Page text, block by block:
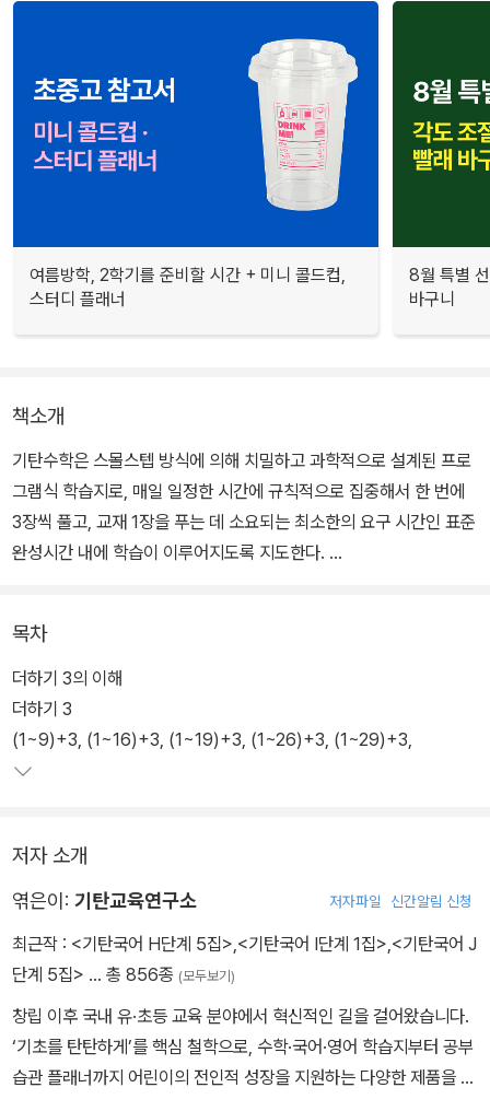
여름방학, 2학기를 준비할 시간 + 미니 콜드컵,
스터디 플래너
8월 특별
바구니
책소개
기탄수학은 스몰스텝 방식에 의해 치밀하고 과학적으로 설계된 프로
그램식 학습지로, 매일 일정한 시간에 규칙적으로 집중해서 한 번에
3장씩 풀고, 교재 1장을 푸는 데 소요되는 최소한의 요구 시간인 표준
완성시간 내에 학습이 이루어지도록 지도한다.
없이 아이의 능력과 수준을 판단하여 아이 수준보다 한, 두 단계 낮추
어서 시작한다. 매 권마다 수록된 성취도테스트 및 종료테스트로 철
저하게 보완학습을 할 수 있다. 특별부록 4분 문장제 학습(C~M단
계)으로 연산력과 사고력을 동시에 길러 준다.
목차
더하기 3의 이해
더하기 3
(1~9)+3, (1~16)+3, (1~19)+3, (1~26)+3, (1~29)+3,
저자 소개
엮은이: 기탄교육연구소 저자파일 신간알림 신청
최근작 : <기탄국어 H단계 5집>,<기탄국어 I단계 1집>,<기탄국어 J
단계 5집> … 총 856종 (모두보기)
창립 이후 국내 유·초등 교육 분야에서 혁신적인 길을 걸어왔습니다.
‘기초를 탄탄하게’를 핵심 철학으로, 수학·국어·영어 학습지부터 공부
습관 플래너까지 어린이의 전인적 성장을 지원하는 다양한 제품을 선